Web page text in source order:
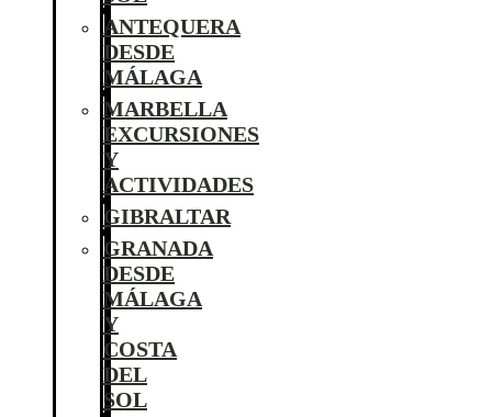
ANTEQUERA
DESDE
MÁLAGA
MARBELLA
EXCURSIONES
Y
ACTIVIDADES
GIBRALTAR
GRANADA
DESDE
MÁLAGA
Y
COSTA
DEL
SOL